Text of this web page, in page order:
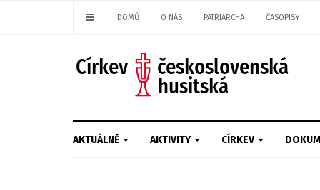
DOMŮ O NÁS PATRIARCHA ČASOPISY
AKTUÁLNĚ AKTIVITY CÍRKEV